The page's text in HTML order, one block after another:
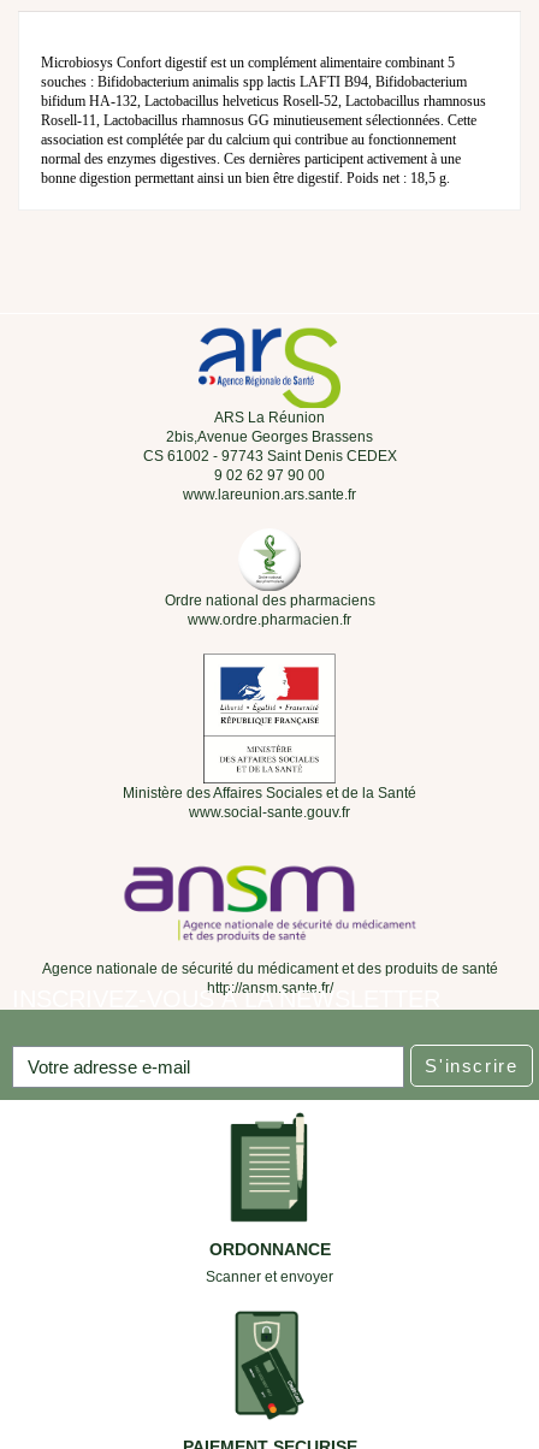
Microbiosys Confort digestif est un complément alimentaire combinant 5
souches : Bifidobacterium animalis spp lactis LAFTI B94, Bifidobacterium
bifidum HA-132, Lactobacillus helveticus Rosell-52, Lactobacillus rhamnosus
Rosell-11, Lactobacillus rhamnosus GG minutieusement sélectionnées. Cette
association est complétée par du calcium qui contribue au fonctionnement
normal des enzymes digestives. Ces dernières participent activement à une
bonne digestion permettant ainsi un bien être digestif. Poids net : 18,5 g.
ARS La Réunion
2bis,Avenue Georges Brassens
CS 61002 - 97743 Saint Denis CEDEX
9 02 62 97 90 00
www.lareunion.ars.sante.fr
Ordre national des pharmaciens
www.ordre.pharmacien.fr
Ministère des Affaires Sociales et de la Santé
www.social-sante.gouv.fr
Agence nationale de sécurité du médicament et des produits de santé
http://ansm.sante.fr/
INSCRIVEZ-VOUS À LA NEWSLETTER
S'inscrire
ORDONNANCE
Scanner et envoyer